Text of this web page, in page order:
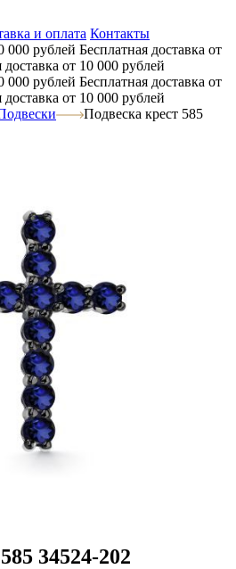
и оплата Контакты
000 рублей Бесплатная доставка от
доставка от 10 000 рублей
000 рублей Бесплатная доставка от
доставка от 10 000 рублей
Подвеска крест 585
34524-202